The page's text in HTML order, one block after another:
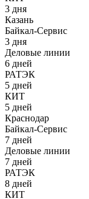
3 дня
Казань
Байкал-Сервис
3 дня
Деловые линии
6 дней
РАТЭК
5 дней
КИТ
5 дней
Краснодар
Байкал-Сервис
7 дней
Деловые линии
7 дней
РАТЭК
8 дней
КИТ